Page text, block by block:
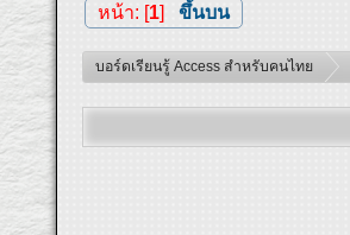
หน้า: [1] ขึ้นบน
บอร์ดเรียนรู้ Access สำหรับคนไทย